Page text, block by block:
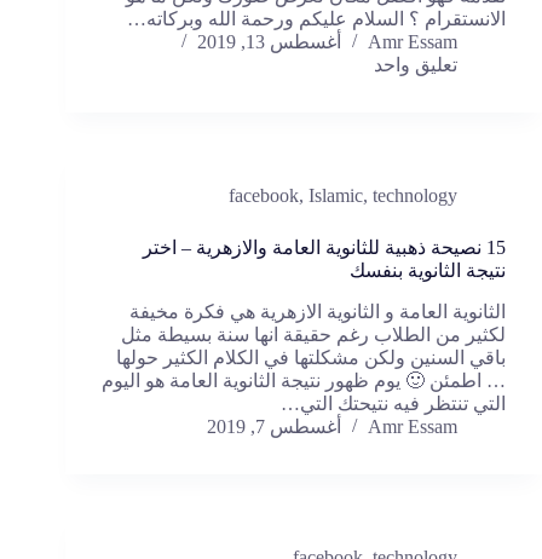
الانستقرام ؟ السلام عليكم ورحمة الله وبركاته…
Amr Essam
أغسطس 13, 2019
تعليق واحد
facebook, Islamic, technology
15 نصيحة ذهبية للثانوية العامة والازهرية – اختر
نتيجة الثانوية بنفسك
الثانوية العامة و الثانوية الازهرية هي فكرة مخيفة
لكثير من الطلاب رغم حقيقة انها سنة بسيطة مثل
باقي السنين ولكن مشكلتها في الكلام الكثير حولها
… اطمئن 🙂 يوم ظهور نتيجة الثانوية العامة هو اليوم
التي تنتظر فيه نتيحتك التي…
Amr Essam
أغسطس 7, 2019